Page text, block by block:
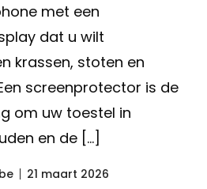
met een
dat u wilt
krassen, stoten en
screenprotector is de
om uw toestel in
en de […]
21 maart 2026